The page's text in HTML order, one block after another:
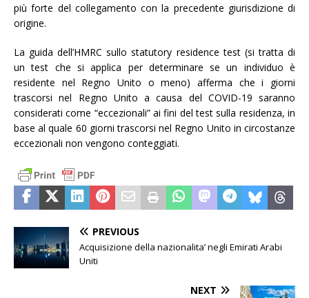
più forte del collegamento con la precedente giurisdizione di
origine.
La guida dell’HMRC sullo statutory residence test (si tratta di
un test che si applica per determinare se un individuo è
residente nel Regno Unito o meno) afferma che i giorni
trascorsi nel Regno Unito a causa del COVID-19 saranno
considerati come “eccezionali” ai fini del test sulla residenza, in
base al quale 60 giorni trascorsi nel Regno Unito in circostanze
eccezionali non vengono conteggiati.
PREVIOUS
Acquisizione della nazionalita’ negli Emirati Arabi
Uniti
NEXT